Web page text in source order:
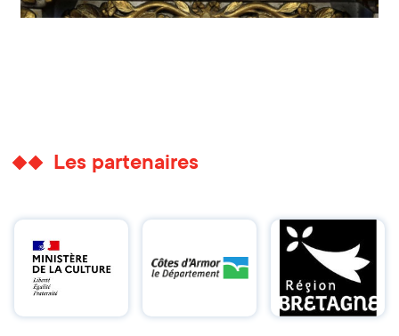
Les partenaires